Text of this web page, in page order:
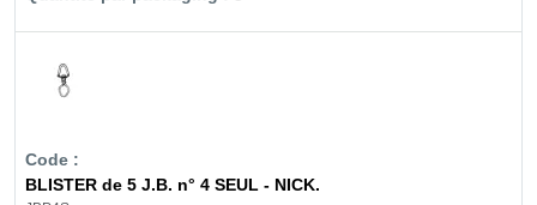
BLISTER de 5 J.B. n° 4 SEUL - NICK.